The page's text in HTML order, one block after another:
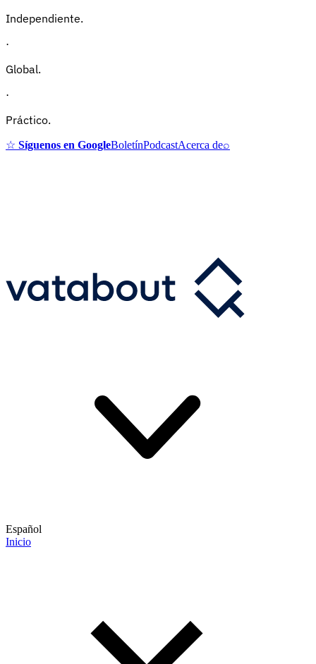
Independiente.
·
Global.
·
Práctico.
☆ Síguenos en GoogleBoletínPodcastAcerca de⌕
Español
Inicio